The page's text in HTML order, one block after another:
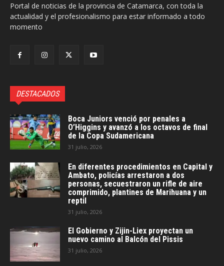
Portal de noticias de la provincia de Catamarca, con toda la
actualidad y el profesionalismo para estar informado a todo
momento
DESTACADOS
Boca Juniors venció por penales a
O’Higgins y avanzó a los octavos de final
de la Copa Sudamericana
31 julio, 2026
En diferentes procedimientos en Capital y
Ambato, policías arrestaron a dos
personas, secuestraron un rifle de aire
comprimido, plantines de Marihuana y un
reptil
31 julio, 2026
El Gobierno y Zijin-Liex proyectan un
nuevo camino al Balcón del Pissis
31 julio, 2026